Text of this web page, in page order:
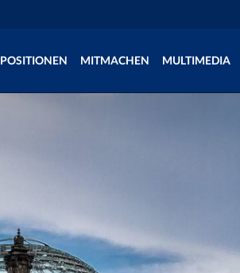
POSITIONEN MITMACHEN MULTIMEDIA